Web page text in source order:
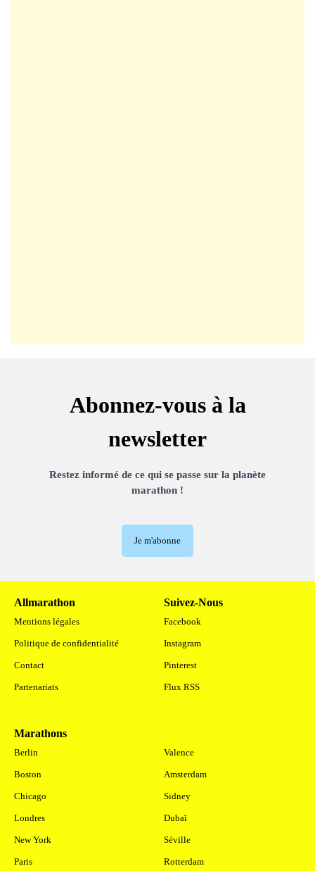
Abonnez-vous à la
newsletter
Restez informé de ce qui se passe sur la planète
marathon !
Je m'abonne
Allmarathon
Mentions légales
Politique de confidentialité
Contact
Partenariats
Suivez-Nous
Facebook
Instagram
Pinterest
Flux RSS
Marathons
Berlin
Boston
Chicago
Londres
New York
Paris
Valence
Amsterdam
Sidney
Dubaï
Séville
Rotterdam